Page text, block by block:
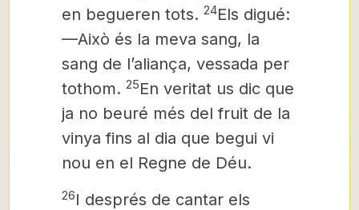
en begueren tots. 24Els digué:
—Això és la meva sang, la
sang de l’aliança, vessada per
tothom. 25En veritat us dic que
ja no beuré més del fruit de la
vinya fins al dia que begui vi
nou en el Regne de Déu.
26I després de cantar els